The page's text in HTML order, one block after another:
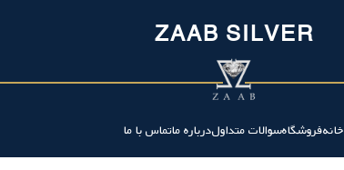
ZAAB SILVER
خانهفروشگاهسوالات متداولدرباره ماتماس با ما